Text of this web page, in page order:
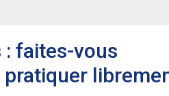
faites-vous